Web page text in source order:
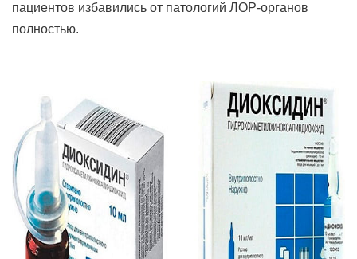
пациентов избавились от патологий ЛОР-органов
полностью.